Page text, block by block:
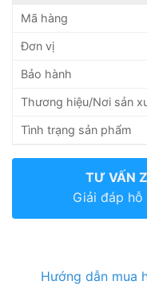
Mã hàng
Đơn vị
Bảo hành
Thương hiệu/Nơi sản
Tình trạng sản phẩm
TƯ VẤN
Giải đáp
Hướng dẫn mua